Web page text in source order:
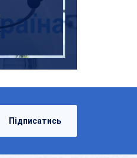
Підписатись